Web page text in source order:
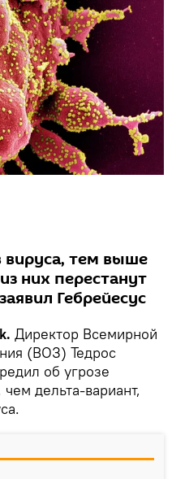
тем выше
них перестанут
Гебрейесус
Директор Всемирной
(ВОЗ) Тедрос
об угрозе
дельта-вариант,